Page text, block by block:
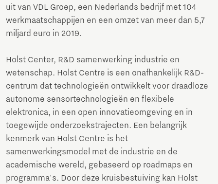
uit van VDL Groep, een Nederlands bedrijf met 104
werkmaatschappijen en een omzet van meer dan 5,7
miljard euro in 2019.
Holst Center, R&D samenwerking industrie en
wetenschap. Holst Centre is een onafhankelijk R&D-
centrum dat technologieën ontwikkelt voor draadloze
autonome sensortechnologieën en flexibele
elektronica, in een open innovatieomgeving en in
toegewijde onderzoekstrajecten. Een belangrijk
kenmerk van Holst Centre is het
samenwerkingsmodel met de industrie en de
academische wereld, gebaseerd op roadmaps en
programma's. Door deze kruisbestuiving kan Holst